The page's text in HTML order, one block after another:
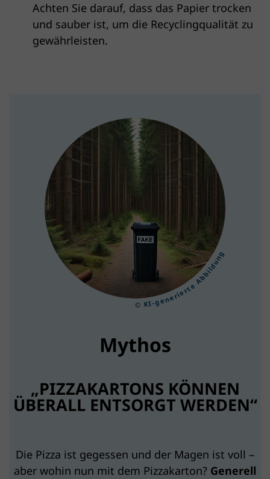
Achten Sie darauf, dass das Papier trocken
und sauber ist, um die Recyclingqualität zu
gewährleisten.
© KI-generierte Abbildung
Mythos
„PIZZAKARTONS KÖNNEN
ÜBERALL ENTSORGT WERDEN“
Die Pizza ist gegessen und der Magen ist voll –
aber wohin nun mit dem Pizzakarton? Generell